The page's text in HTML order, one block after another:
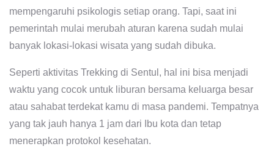
mempengaruhi psikologis setiap orang. Tapi, saat ini
pemerintah mulai merubah aturan karena sudah mulai
banyak lokasi-lokasi wisata yang sudah dibuka.
Seperti aktivitas Trekking di Sentul, hal ini bisa menjadi
waktu yang cocok untuk liburan bersama keluarga besar
atau sahabat terdekat kamu di masa pandemi. Tempatnya
yang tak jauh hanya 1 jam dari Ibu kota dan tetap
menerapkan protokol kesehatan.